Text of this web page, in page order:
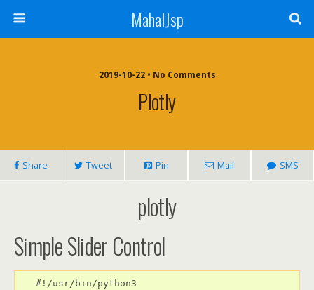
MahalJsp
2019-10-22 • No Comments
Plotly
Share Tweet Pin Mail SMS
plotly
Simple Slider Control
#!/usr/bin/python3